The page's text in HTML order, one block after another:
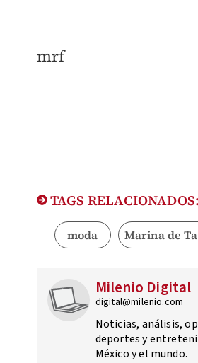
mrf
TAGS RELACIONADOS:
moda Marina de
Milenio Digital
digital@milenio.com
Noticias, análisis,
deportes y
México y el mundo.